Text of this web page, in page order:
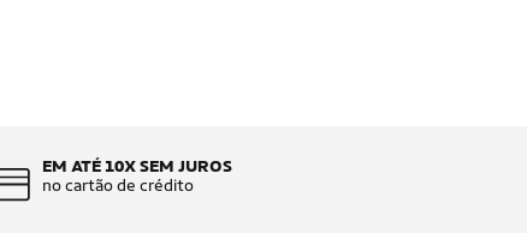
EM ATÉ 10X SEM JUROS
no cartão de crédito